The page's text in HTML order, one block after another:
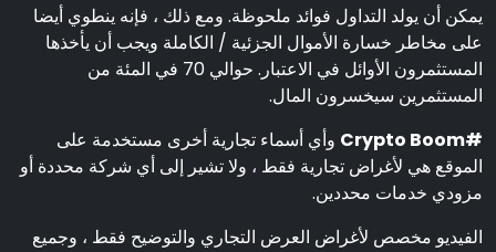
يمكن أن يولد التداول فوائد ملحوظة. ومع ذلك ، فإنه ينطوي أيضا
على مخاطر خسارة الأموال الجزئية / الكاملة ويجب أن يأخذها
المستثمرون الأوائل في الاعتبار. حوالي 70 في المئة من
المستثمرين سيخسرون المال.
#Crypto Boom
وأي أسماء تجارية أخرى مستخدمة على
الموقع هي لأغراض تجارية فقط ، ولا تشير إلى أي شركة محددة أو
مزودي خدمات محددين.
الفيديو مخصص لأغراض العرض التجاري والتوضيح فقط ، وجميع